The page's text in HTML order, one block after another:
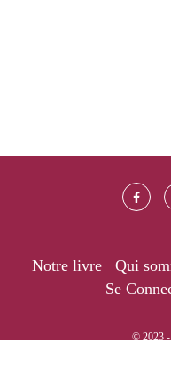
Notre livre Qui
Se
© 2023 -